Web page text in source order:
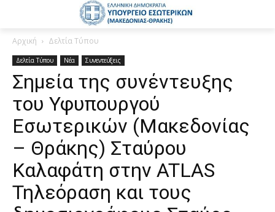
Αρχική Δελτία Τύπου
Δελτία Τύπου Νέα Συνεντεύξεις
Σημεία της συνέντευξης
του Υφυπουργού
Εσωτερικών (Μακεδονίας
– Θράκης) Σταύρου
Καλαφάτη στην ATLAS
Τηλεόραση και τους